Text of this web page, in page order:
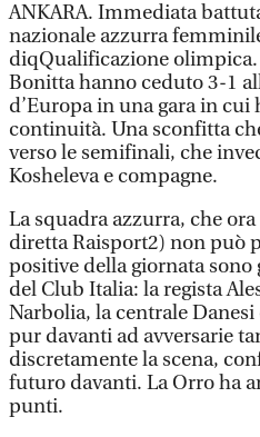
ANKARA. Immediata
nazionale azzurra
diqQualificazione olimpica.
Bonitta hanno ceduto 3-1
d’Europa in una gara in cui
continuità. Una sconfitta
verso le semifinali, che
Kosheleva e compagne.
La squadra azzurra, che
diretta Raisport2) non può
positive della giornata
del Club Italia: la regista
Narbolia, la centrale
pur davanti ad avversarie
discretamente la scena,
futuro davanti. La Orro ha
punti.